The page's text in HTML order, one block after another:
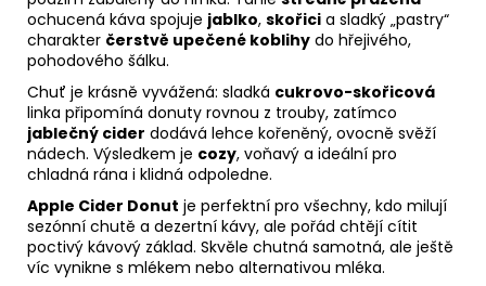
ochucená káva spojuje jablko, skořici a sladký „pastry“
charakter čerstvě upečené koblihy do hřejivého,
pohodového šálku.
Chuť je krásně vyvážená: sladká cukrovo-skořicová
linka připomíná donuty rovnou z trouby, zatímco
jablečný cider dodává lehce kořeněný, ovocně svěží
nádech. Výsledkem je cozy, voňavý a ideální pro
chladná rána i klidná odpoledne.
Apple Cider Donut je perfektní pro všechny, kdo milují
sezónní chutě a dezertní kávy, ale pořád chtějí cítit
poctivý kávový základ. Skvěle chutná samotná, ale ještě
víc vynikne s mlékem nebo alternativou mléka.